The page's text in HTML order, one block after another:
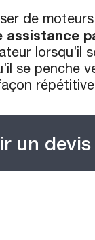
de
assistance
lorsqu’il
se penche
un devis